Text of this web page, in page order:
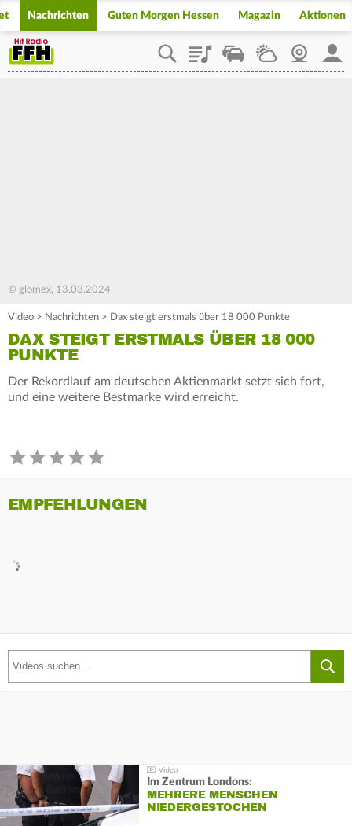
Nachrichten Guten Morgen Hessen Magazin Aktionen
PlaylistStaupilotWetterWebcam
© glomex, 13.03.2024
Video > Nachrichten > Dax steigt erstmals über 18 000 Punkte
DAX STEIGT ERSTMALS ÜBER 18 000
PUNKTE
Der Rekordlauf am deutschen Aktienmarkt setzt sich fort,
und eine weitere Bestmarke wird erreicht.
EMPFEHLUNGEN
Im Zentrum Londons:
MEHRERE MENSCHEN
NIEDERGESTOCHEN